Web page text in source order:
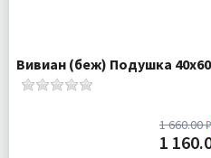
Вивиан (беж) Подушка 40х60
1 660.00 ₽
1